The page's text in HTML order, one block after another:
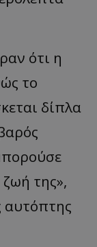
ότι η
το
δίπλα
της»,
αυτόπτης